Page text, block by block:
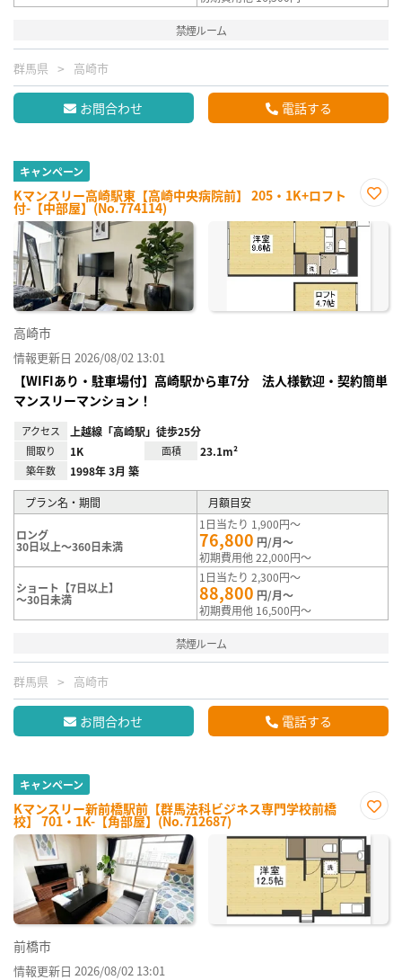
禁煙ルーム
群馬県 高崎市
お問合わせ 電話する
キャンペーン
Kマンスリー高崎駅東【高崎中央病院前】 205・1K+ロフト
付-【中部屋】(No.774114)
に入
高崎市
情報更新日 2026/08/02 13:01
【WIFIあり・駐車場付】高崎駅から車7分 法人様歓迎・契約簡単
マンスリーマンション！
アクセス 上越線「高崎駅」徒歩25分
間取り 1K 面積 23.1m²
築年数 1998年 3月 築
プラン名・期間 月額目安
ロング
30日以上～360日未満
1日当たり 1,900円～
76,800 円/月～
初期費用他 22,000円～
ショート【7日以上】
～30日未満
1日当たり 2,300円～
88,800 円/月～
初期費用他 16,500円～
禁煙ルーム
群馬県 高崎市
お問合わせ 電話する
キャンペーン
Kマンスリー新前橋駅前【群馬法科ビジネス専門学校前橋
校】 701・1K-【角部屋】(No.712687)
に入
り登
録
前橋市
情報更新日 2026/08/02 13:01